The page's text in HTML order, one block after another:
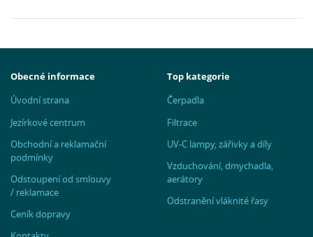
Obecné informace
Úvodní strana
Jezírkové centrum
Obchodní a reklamační
podmínky
Odstoupení od smlouvy
/ reklamace
Ceník dopravy
Top kategorie
Čerpadla
Filtrace
UV-C lampy, zářivky a díly
Vzduchování, dmychadla,
aerátory
Odstranění vláknité řasy